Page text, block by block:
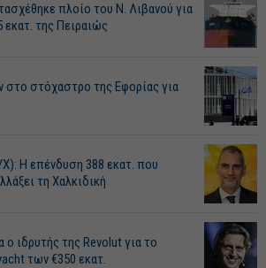
πλοίο του Ν. Λιβανού για
εκατ. της Πειραιώς
στο στόχαστρο της Εφορίας για
Η επένδυση 388 εκατ. που
τη Χαλκιδική
ο ιδρυτής της Revolut για το
των €350 εκατ.